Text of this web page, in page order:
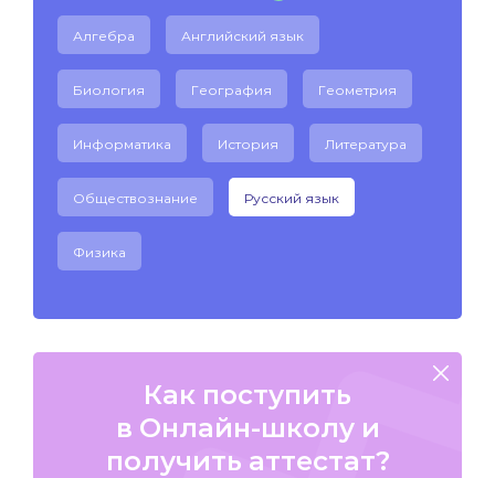
Алгебра Английский язык
Биология География Геометрия
Информатика История Литература
Обществознание Русский язык
Физика
Как поступить
в Онлайн-школу и
получить аттестат?